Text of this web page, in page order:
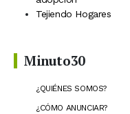
Tejiendo Hogares
Minuto30
¿QUIÉNES SOMOS?
¿CÓMO ANUNCIAR?